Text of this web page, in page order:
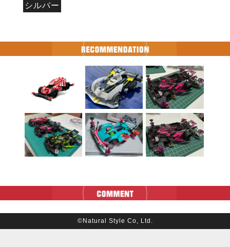
シルバー
©Natural Style Co, Ltd.